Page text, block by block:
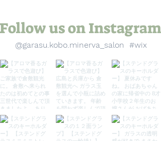
Follow us on Instagram
#wix
@garasu.kobo.minerva_salon